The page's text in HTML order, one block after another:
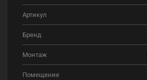
Артикул
Бренд
Монтаж
Помещение